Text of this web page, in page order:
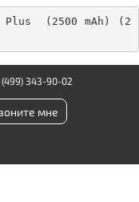
Plus  (2500 mAh) (2
(499) 343-90-02
мне